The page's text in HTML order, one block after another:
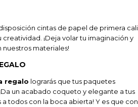
cintas de papel de primera
¡Deja volar tu imaginación y
nuestros materiales!
regalo lograrás que tus paquetes
un acabado coqueto y elegante a tus
todos con la boca abierta! Y es que